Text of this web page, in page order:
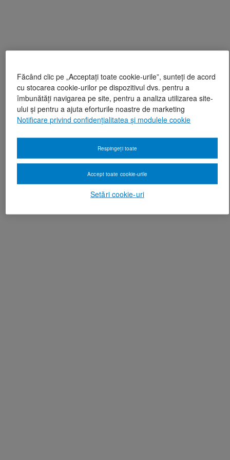
Făcând clic pe „Acceptați toate cookie-urile”, sunteți de acord
cu stocarea cookie-urilor pe dispozitivul dvs. pentru a
îmbunătăți navigarea pe site, pentru a analiza utilizarea site-
ului și pentru a ajuta eforturile noastre de marketing
Notificare privind confidențialitatea și modulele cookie
Setări cookie-uri
Respingeți toate
Accept toate cookie-urile